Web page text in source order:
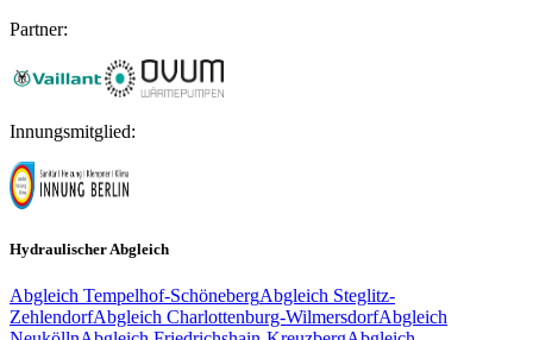
Partner:
Innungsmitglied:
Hydraulischer Abgleich
Abgleich Tempelhof-SchönebergAbgleich Steglitz-
ZehlendorfAbgleich Charlottenburg-WilmersdorfAbgleich